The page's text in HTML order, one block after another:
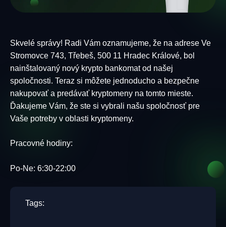
Skvelé správy! Radi Vám oznamujeme, že na adrese Ve
Stromovce 743, Třebeš, 500 11 Hradec Králové, bol
nainštalovaný nový krypto bankomat od našej
spoločnosti. Teraz si môžete jednoducho a bezpečne
nakupovať a predávať kryptomeny na tomto mieste.
Ďakujeme Vám, že ste si vybrali našu spoločnosť pre
Vaše potreby v oblasti kryptomeny.
Pracovné hodiny:
Po-Ne: 6:30-22:00
Tags: